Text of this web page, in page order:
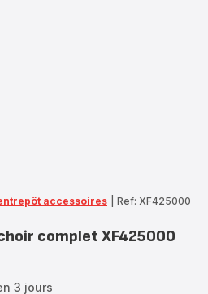
accessoires Ref: XF425000
complet XF425000
3 jours